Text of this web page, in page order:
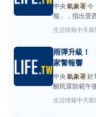
中央氣象署今
報」，指出受
日晚間，台灣
8級以上的強
注意安全。中
市「
生活情報中天新
雨彈升級！
家警報響
中央氣象署於
醒民眾防範午
盛，易產生短
市地區及南投
生活情報中天新